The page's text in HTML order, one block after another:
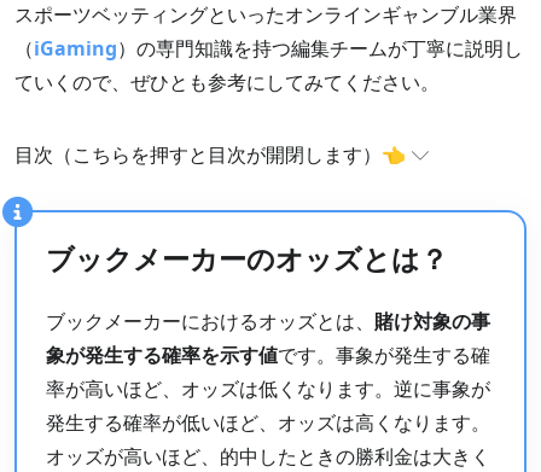
スポーツベッティングといったオンラインギャンブル業界
（iGaming）の専門知識を持つ編集チームが丁寧に説明し
ていくので、ぜひとも参考にしてみてください。
目次（こちらを押すと目次が開閉します）👈
ブックメーカーのオッズとは？
オッズの種類
オッズ計算機
オッズ換算機
ブックメーカーのオッズとは？
ブックメーカーにおけるオッズとは、 賭け対象の事
象が発生する確率を示す値です。事象が発生する確
率が高いほど、オッズは低くなります。逆に事象が
発生する確率が低いほど、オッズは高くなります。
オッズが高いほど、的中したときの勝利金は大きく